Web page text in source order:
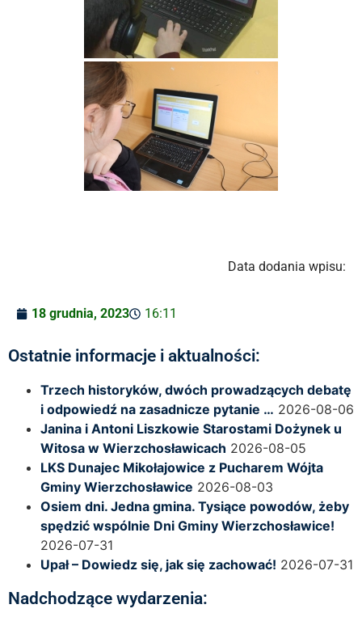
Data dodania wpisu:
18 grudnia, 2023 16:11
Ostatnie informacje i aktualności:
Trzech historyków, dwóch prowadzących debatę
i odpowiedź na zasadnicze pytanie … 2026-08-06
Janina i Antoni Liszkowie Starostami Dożynek u
Witosa w Wierzchosławicach 2026-08-05
LKS Dunajec Mikołajowice z Pucharem Wójta
Gminy Wierzchosławice 2026-08-03
Osiem dni. Jedna gmina. Tysiące powodów, żeby
spędzić wspólnie Dni Gminy Wierzchosławice!
2026-07-31
Upał – Dowiedz się, jak się zachować! 2026-07-31
Nadchodzące wydarzenia: